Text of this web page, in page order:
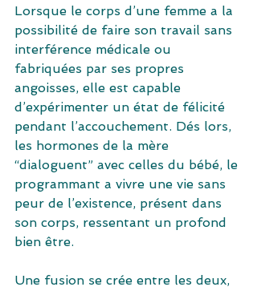
Lorsque le corps d’une femme a la
possibilité de faire son travail sans
interférence médicale ou
fabriquées par ses propres
angoisses, elle est capable
d’expérimenter un état de félicité
pendant l’accouchement. Dés lors,
les hormones de la mère
“dialoguent” avec celles du bébé, le
programmant a vivre une vie sans
peur de l’existence, présent dans
son corps, ressentant un profond
bien être.
Une fusion se crée entre les deux,